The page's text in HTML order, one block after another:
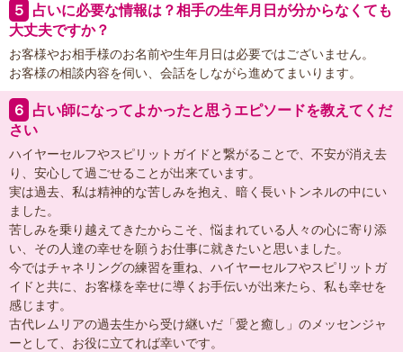
５ 占いに必要な情報は？相手の生年月日が分からなくても
大丈夫ですか？
お客様やお相手様のお名前や生年月日は必要ではございません。
お客様の相談内容を伺い、会話をしながら進めてまいります。
６ 占い師になってよかったと思うエピソードを教えてくだ
さい
ハイヤーセルフやスピリットガイドと繋がることで、不安が消え去
り、安心して過ごせることが出来ています。
実は過去、私は精神的な苦しみを抱え、暗く長いトンネルの中にい
ました。
苦しみを乗り越えてきたからこそ、悩まれている人々の心に寄り添
い、その人達の幸せを願うお仕事に就きたいと思いました。
今ではチャネリングの練習を重ね、ハイヤーセルフやスピリットガ
イドと共に、お客様を幸せに導くお手伝いが出来たら、私も幸せを
感じます。
古代レムリアの過去生から受け継いだ「愛と癒し」のメッセンジャ
ーとして、お役に立てれば幸いです。